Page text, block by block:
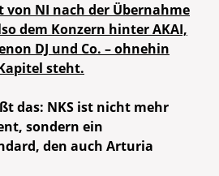
NI nach der Übernahme
dem Konzern hinter AKAI,
DJ und Co. – ohnehin
steht.
das: NKS ist nicht mehr
sondern ein
den auch Arturia